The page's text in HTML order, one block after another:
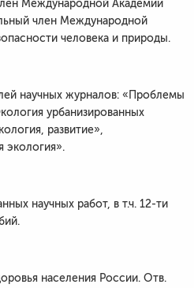
Международной Академии
член Международной
человека и природы.
научных журналов: «Проблемы
урбанизированных
развитие»,
экология».
научных работ, в т.ч. 12-ти
населения России. Отв.